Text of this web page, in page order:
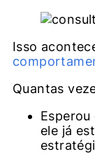
Isso
Quantas
ele já